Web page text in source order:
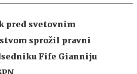
pred svetovnim
sprožil pravni
Fife Gianniju